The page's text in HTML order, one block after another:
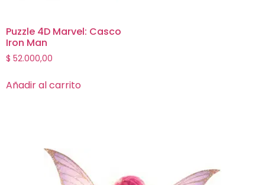
Puzzle 4D Marvel: Casco
Iron Man
$ 52.000,00
Añadir al carrito